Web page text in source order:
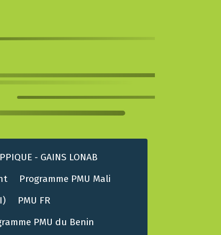
- GAINS LONAB
Programme PMU Mali
PMU FR
PMU du Benin